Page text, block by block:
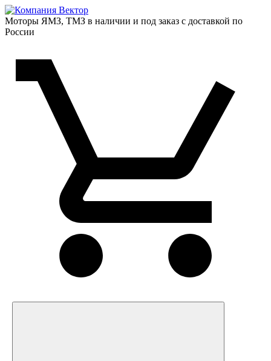
Моторы ЯМЗ, ТМЗ в наличии и под заказ с доставкой по
России